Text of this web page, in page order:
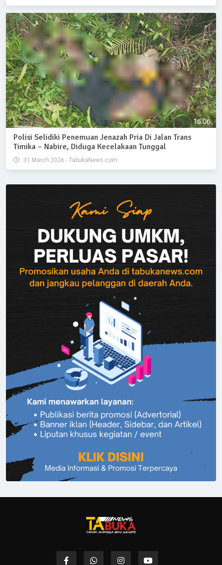
Polisi Selidiki Penemuan Jenazah Pria Di Jalan Trans
Timika – Nabire, Diduga Kecelakaan Tunggal
31 March 2026 - TabukaNews.com